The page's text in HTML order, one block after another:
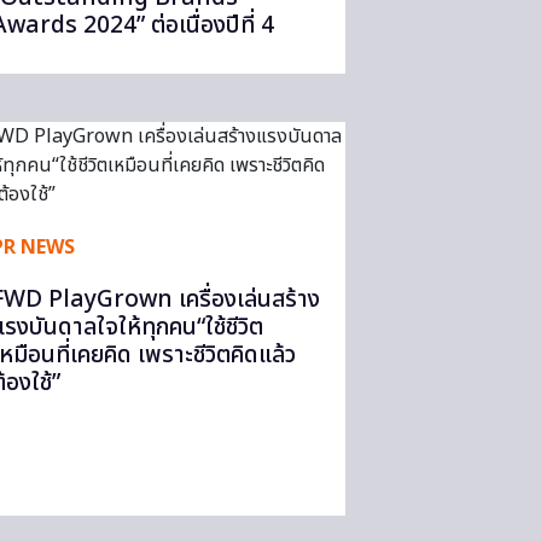
2024” ต่อเนื่องปีที่ 4
NEWS
PlayGrown เครื่องเล่นสร้าง
งบันดาลใจให้ทุกคน“ใช้ชีวิต
มือนที่เคยคิด เพราะชีวิตคิดแล้ว
งใช้”